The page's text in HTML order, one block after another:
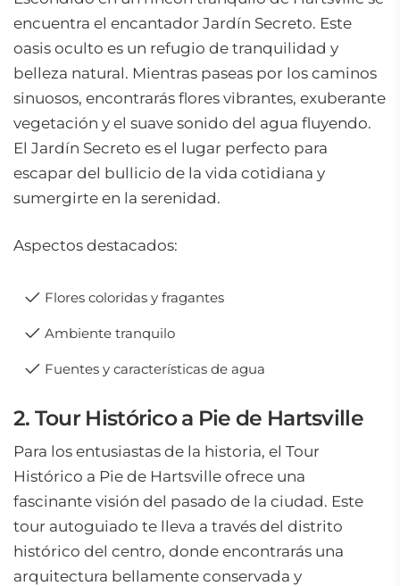
encuentra el encantador Jardín Secreto. Este
oasis oculto es un refugio de tranquilidad y
belleza natural. Mientras paseas por los caminos
sinuosos, encontrarás flores vibrantes, exuberante
vegetación y el suave sonido del agua fluyendo.
El Jardín Secreto es el lugar perfecto para
escapar del bullicio de la vida cotidiana y
sumergirte en la serenidad.
Aspectos destacados:
Flores coloridas y fragantes
Ambiente tranquilo
Fuentes y características de agua
2. Tour Histórico a Pie de Hartsville
Para los entusiastas de la historia, el Tour
Histórico a Pie de Hartsville ofrece una
fascinante visión del pasado de la ciudad. Este
tour autoguiado te lleva a través del distrito
histórico del centro, donde encontrarás una
arquitectura bellamente conservada y